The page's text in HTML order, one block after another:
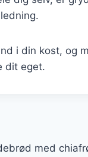
i din kost, og
dit eget.
med